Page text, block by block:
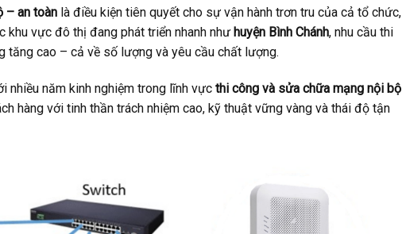
– an toàn là điều kiện tiên quyết cho sự vận hành trơn tru của cả tổ chức,
khu vực đô thị đang phát triển nhanh như huyện Bình Chánh, nhu cầu thi
tăng cao – cả về số lượng và yêu cầu chất lượng.
nhiều năm kinh nghiệm trong lĩnh vực thi công và sửa chữa mạng nội bộ
hàng với tinh thần trách nhiệm cao, kỹ thuật vững vàng và thái độ tận